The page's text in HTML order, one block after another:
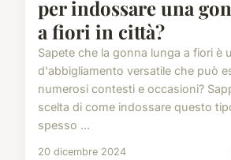
per indossare una
a fiori in città?
Sapete che la gonna lunga a fiori è
d'abbigliamento versatile che può
numerosi contesti e occasioni?
scelta di come indossare questo
spesso ...
20 dicembre 2024